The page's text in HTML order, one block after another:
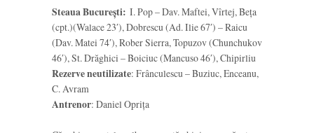
Steaua București: I. Pop – Dav. Maftei, Vîrtej, Beța
(cpt.)(Walace 23′), Dobrescu (Ad. Ilie 67′) – Raicu
(Dav. Matei 74′), Rober Sierra, Topuzov (Chunchukov
46′), St. Drăghici – Boiciuc (Mancuso 46′), Chipirliu
Rezerve neutilizate: Frânculescu – Buziuc, Enceanu,
C. Avram
Antrenor: Daniel Oprița